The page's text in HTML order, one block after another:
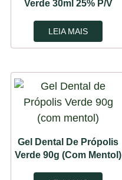
Verde 30ml 25% P/v
LEIA MAIS
Gel Dental De Própolis
Verde 90g (com Mentol)